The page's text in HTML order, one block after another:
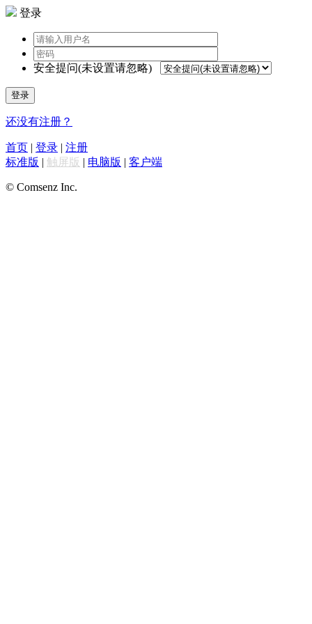
登录
安全提问(未设置请忽略)
登录
还没有注册？
首页 | 登录 | 注册
标准版 | 触屏版 | 电脑版 | 客户端
© Comsenz Inc.